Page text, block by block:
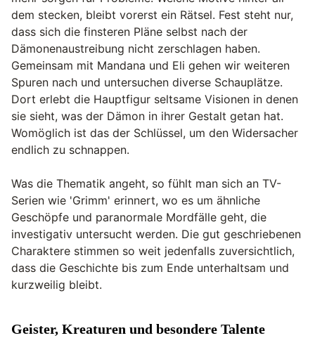
dem stecken, bleibt vorerst ein Rätsel. Fest steht nur,
dass sich die finsteren Pläne selbst nach der
Dämonenaustreibung nicht zerschlagen haben.
Gemeinsam mit Mandana und Eli gehen wir weiteren
Spuren nach und untersuchen diverse Schauplätze.
Dort erlebt die Hauptfigur seltsame Visionen in denen
sie sieht, was der Dämon in ihrer Gestalt getan hat.
Womöglich ist das der Schlüssel, um den Widersacher
endlich zu schnappen.
Was die Thematik angeht, so fühlt man sich an TV-
Serien wie 'Grimm' erinnert, wo es um ähnliche
Geschöpfe und paranormale Mordfälle geht, die
investigativ untersucht werden. Die gut geschriebenen
Charaktere stimmen so weit jedenfalls zuversichtlich,
dass die Geschichte bis zum Ende unterhaltsam und
kurzweilig bleibt.
Geister, Kreaturen und besondere Talente